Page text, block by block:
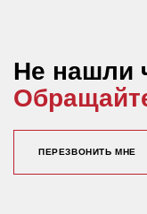
Не нашли
ПЕРЕЗВОНИТЬ МНЕ